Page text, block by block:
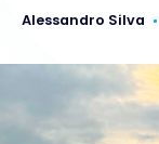
Alessandro Silva